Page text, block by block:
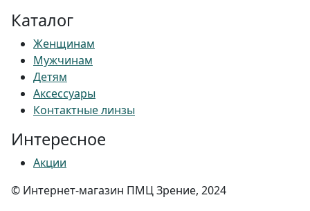
Каталог
Женщинам
Мужчинам
Детям
Аксессуары
Контактные линзы
Интересное
Акции
© Интернет-магазин ПМЦ Зрение, 2024